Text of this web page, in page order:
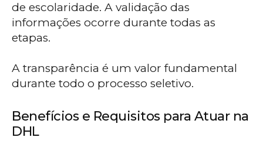
de escolaridade. A validação das
informações ocorre durante todas as
etapas.
A transparência é um valor fundamental
durante todo o processo seletivo.
Benefícios e Requisitos para Atuar na
DHL